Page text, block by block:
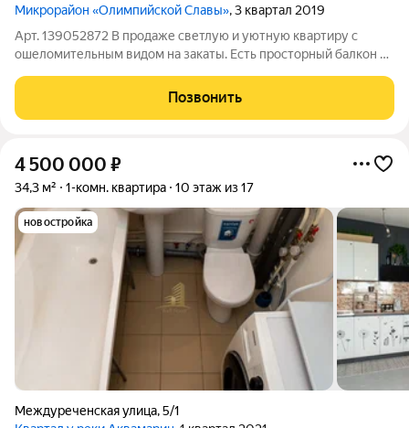
Микрорайон «Олимпийской Славы», 3 квартал 2019
Арт. 139052872 В продаже светлую и уютную квартиру с
ошеломительным видом на закаты. Есть просторный балкон 4
тихом, зелёном месте, на границе Дзержинского района. До
метро «Березовая роща»
Позвонить
4 500 000 ₽
34,3 м² 1-комн. квартира 10 этаж из 17
новостройка
Междуреченская улица,5/1